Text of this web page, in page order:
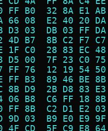
FF B0  32 8A E1
66 08  E2 40 20
D3 03  DB 03 FF
4D B7  8B C2 F7
1F C0  28 83 EC
D5 00  7F 23 C0
FF 76  12 19 54
FF B3  89 46 BE
8B D9  2B D8 83
06 B8  C6 FF 18
FF 8B  C2 D1 E2
9D 03  B9 E0 E9
4F CD  5F C9 E8